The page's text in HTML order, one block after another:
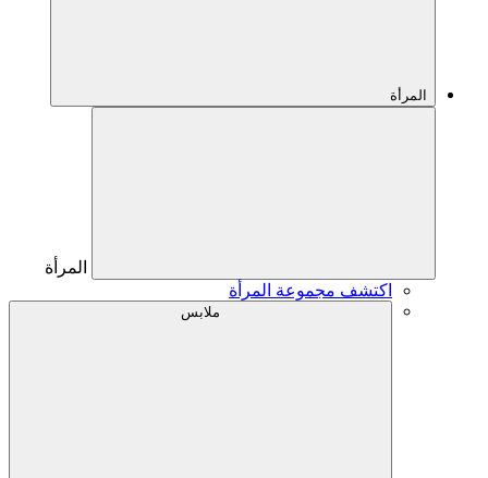
المرأة
المرأة
اكتشف مجموعة المرأة
ملابس